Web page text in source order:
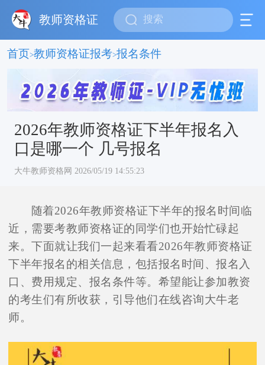
教师资格证
首页>教师资格证报考>报名条件
2026年教师资格证下半年报名入
口是哪一个 几号报名
大牛教师资格网 2026/05/19 14:55:23
随着2026年教师资格证下半年的报名时间临
近，需要考教师资格证的同学们也开始忙碌起
来。下面就让我们一起来看看2026年教师资格证
下半年报名的相关信息，包括报名时间、报名入
口、费用规定、报名条件等。希望能让参加教资
的考生们有所收获，引导他们在线咨询大牛老
师。